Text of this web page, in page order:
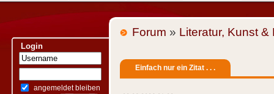
Login
angemeldet bleiben
Forum » Literatur, Kunst &
Einfach nur ein Zitat . . .